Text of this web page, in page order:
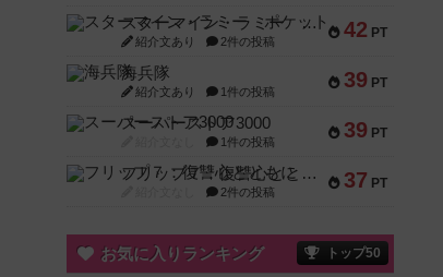
42 PT
スターマイン・ラミー ポケット
紹介文あり 2件の投稿
39 PT
海兵隊
紹介文あり 1件の投稿
39 PT
スーパーストア3000
1件の投稿
37 PT
フリップ７：復讐心とともに
2件の投稿
お気に入りランキング トップ50